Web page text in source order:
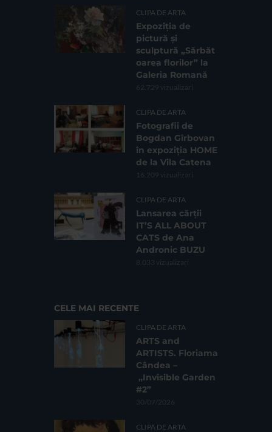
CLIPA DE ARTA
Expoziția de
pictură și
sculptură „Sărbăt
oarea florilor” la
Galeria Romană
62.729 vizualizari
CLIPA DE ARTA
Fotografii de
Bogdan Gîrbovan
în expoziția HOME
de la Vila Catena
16.209 vizualizari
CLIPA DE ARTA
Lansarea cărții
IT’S ALL ABOUT
CATS de Ana
Andronic BUZU
8.033 vizualizari
CELE MAI RECENTE
CLIPA DE ARTA
ARTS and
ARTISTS. Floriama
Cândea –
„Invisible Garden
#2”
30/07/2026
CLIPA DE ARTA